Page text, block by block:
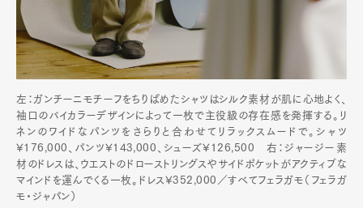
左：ガンチーニモチーフをちりばめたシャツはシルク素材が肌に心地よく、
袖口のバイカラーデザインによって一枚で主役級の存在感を発揮する。リ
ネンのワイドなパンツをさらりと合わせてリラックスムードで。シャツ
¥176,000、パンツ¥143,000、シューズ¥126,500 右：ジャージー素
材のドレスは、ウエストのドローストリングスやサイドポケットがアクティブな
マインドを運んでくる一枚。ドレス¥352,000／すべてフェラガモ（フェラガ
モ・ジャパン）